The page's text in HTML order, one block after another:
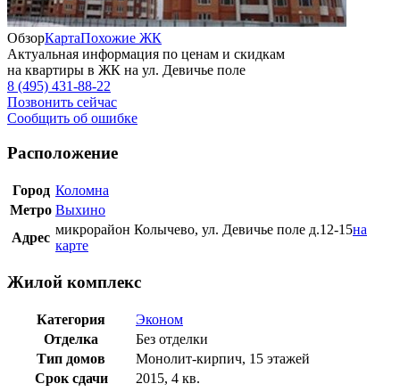
ОбзорКартаПохожие ЖК
Актуальная информация по ценам и скидкам
на квартиры в ЖК на ул. Девичье поле
8 (495) 431-88-22
Позвонить сейчас
Сообщить об ошибке
Расположение
Город Коломна
Метро Выхино
Адрес
микрорайон Колычево, ул. Девичье поле д.12-15на
карте
Жилой комплекс
Категория
Эконом
Отделка
Без отделки
Тип домов
Монолит-кирпич, 15 этажей
Срок сдачи
2015, 4 кв.